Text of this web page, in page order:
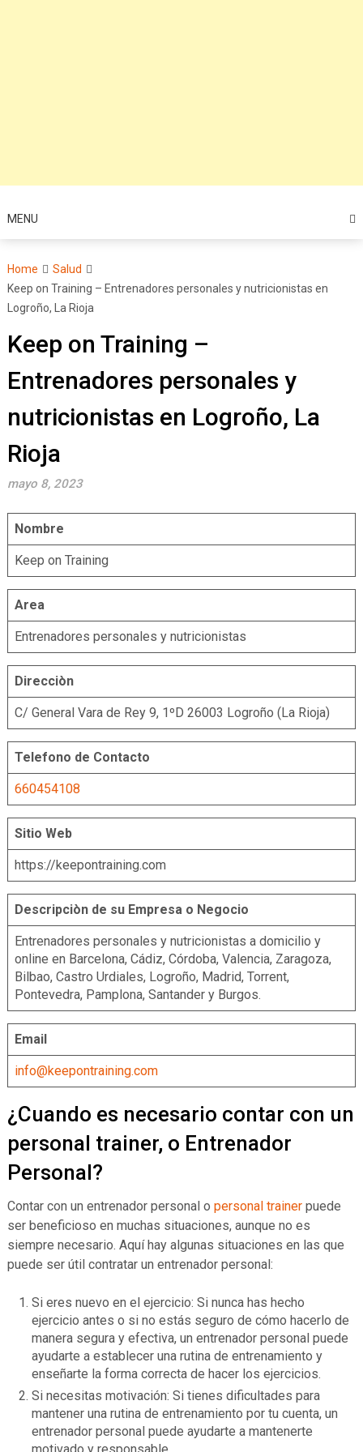
MENU
Home
Salud
Keep on Training – Entrenadores personales y nutricionistas en
Logroño, La Rioja
Keep on Training –
Entrenadores personales y
nutricionistas en Logroño, La
Rioja
mayo 8, 2023
Nombre
Keep on Training
Area
Entrenadores personales y nutricionistas
Direcciòn
C/ General Vara de Rey 9, 1ºD 26003 Logroño (La Rioja)
Telefono de Contacto
660454108
Sitio Web
https://keepontraining.com
Descripciòn de su Empresa o Negocio
Entrenadores personales y nutricionistas a domicilio y
online en Barcelona, Cádiz, Córdoba, Valencia, Zaragoza,
Bilbao, Castro Urdiales, Logroño, Madrid, Torrent,
Pontevedra, Pamplona, Santander y Burgos.
Email
info@keepontraining.com
¿Cuando es necesario contar con un
personal trainer, o Entrenador
Personal?
Contar con un entrenador personal o personal trainerpuede
ser beneficioso en muchas situaciones, aunque no es
siempre necesario. Aquí hay algunas situaciones en las que
puede ser útil contratar un entrenador personal:
Si eres nuevo en el ejercicio: Si nunca has hecho
ejercicio antes o si no estás seguro de cómo hacerlo de
manera segura y efectiva, un entrenador personal puede
ayudarte a establecer una rutina de entrenamiento y
enseñarte la forma correcta de hacer los ejercicios.
Si necesitas motivación: Si tienes dificultades para
mantener una rutina de entrenamiento por tu cuenta, un
entrenador personal puede ayudarte a mantenerte